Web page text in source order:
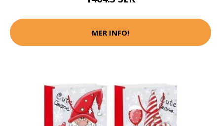
MER INFO!